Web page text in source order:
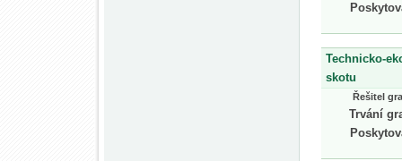
Technicko-
skotu
Řešitel
Trvání